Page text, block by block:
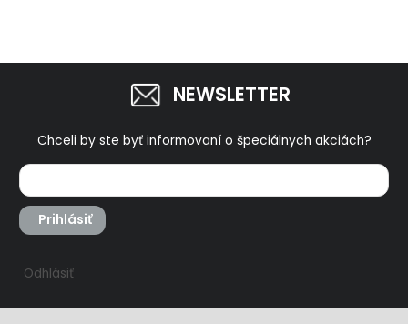
NEWSLETTER
Chceli by ste byť informovaní o špeciálnych akciách?
Prihlásiť
Odhlásiť